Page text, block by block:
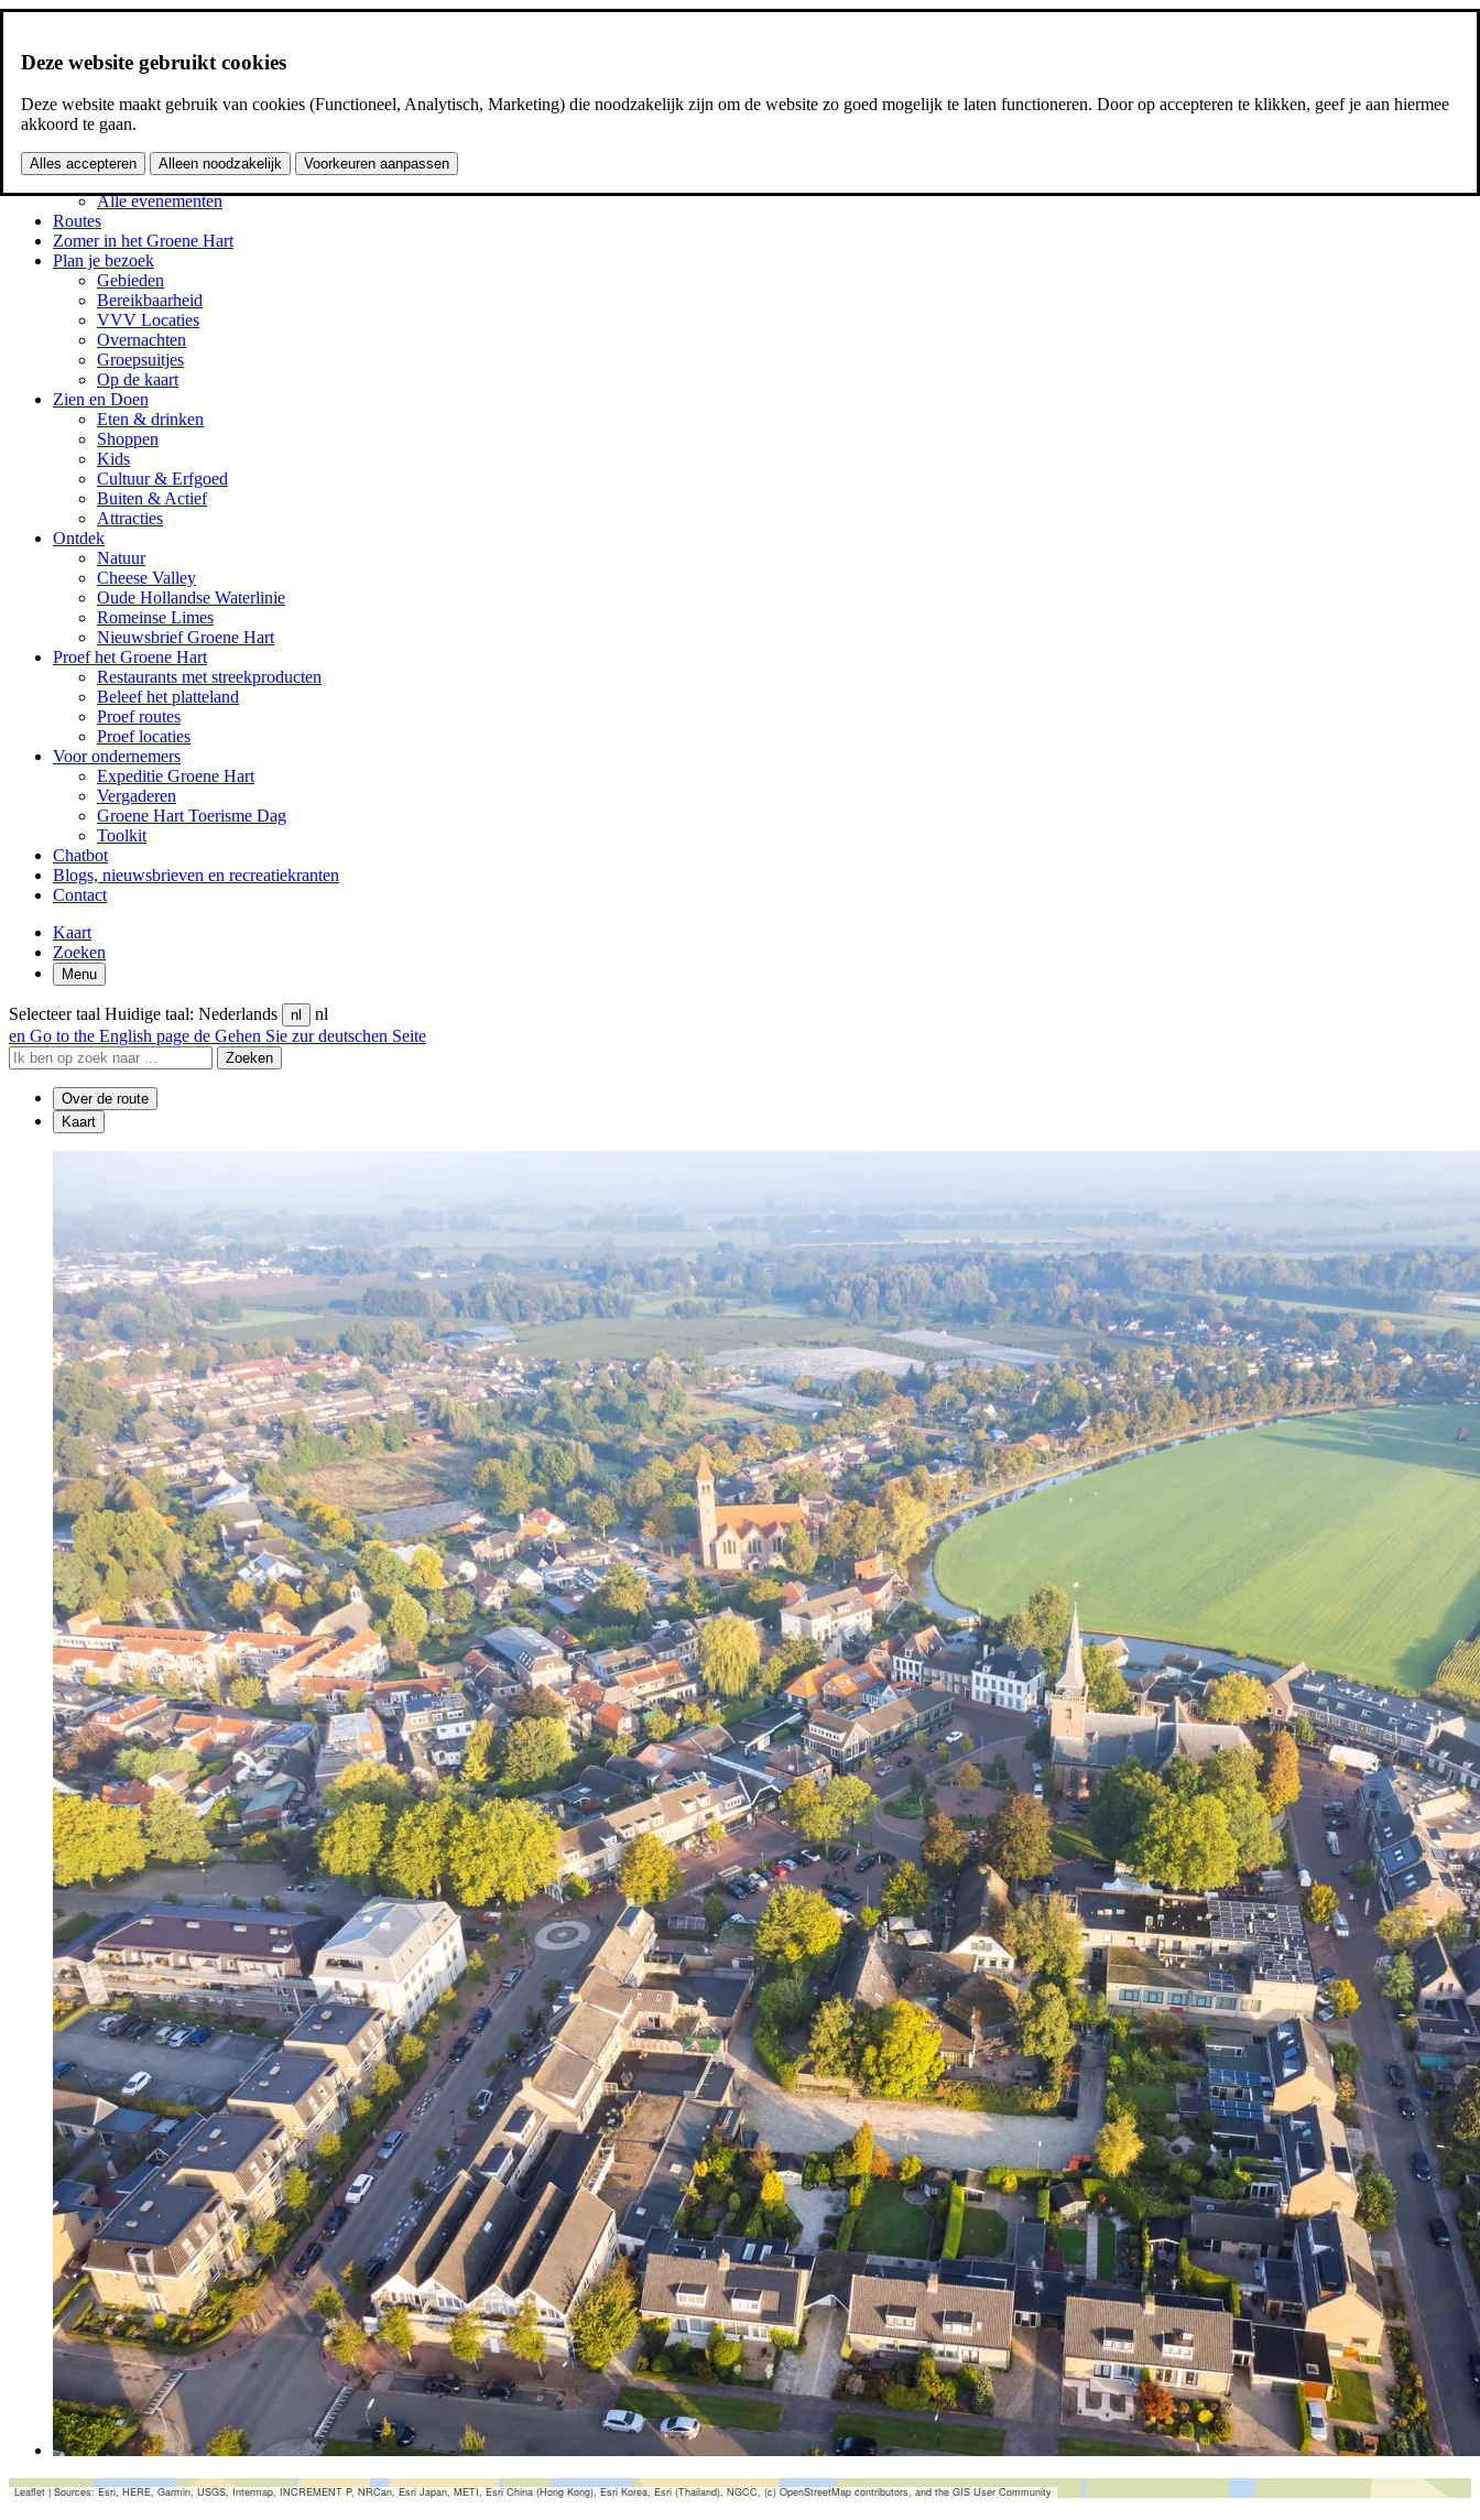
Deze website gebruikt cookies
Deze website maakt gebruik van cookies (Functioneel, Analytisch, Marketing) die noodzakelijk zijn om de website zo goed mogelijk te laten functioneren. Door op accepteren te klikken, geef je aan hiermee
akkoord te gaan.
Alles accepteren Alleen noodzakelijk Voorkeuren aanpassen
Ga naar inhoud
Agenda
Alle evenementen
Routes
Zomer in het Groene Hart
Plan je bezoek
Gebieden
Bereikbaarheid
VVV Locaties
Overnachten
Groepsuitjes
Op de kaart
Zien en Doen
Eten & drinken
Shoppen
Kids
Cultuur & Erfgoed
Buiten & Actief
Attracties
Ontdek
Natuur
Cheese Valley
Oude Hollandse Waterlinie
Romeinse Limes
Nieuwsbrief Groene Hart
Proef het Groene Hart
Restaurants met streekproducten
Beleef het platteland
Proef routes
Proef locaties
Voor ondernemers
Expeditie Groene Hart
Vergaderen
Groene Hart Toerisme Dag
Toolkit
Chatbot
Blogs, nieuwsbrieven en recreatiekranten
Contact
Kaart
Zoeken
Menu
Selecteer taal Huidige taal: Nederlands nl
nl
en Go to the English page de Gehen Sie zur deutschen Seite
Zoeken
Over de route
Kaart
Kaartelementen overslaan
Leaflet|Sources: Esri, HERE, Garmin, USGS, Intermap, INCREMENT P, NRCan, Esri Japan, METI, Esri China (Hong Kong), Esri Korea, Esri (Thailand), NGCC, (c) OpenStreetMap contributors, and the GIS User Community